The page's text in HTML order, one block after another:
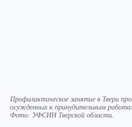
Профилактическое занятие в Твери
осужденных к принудительным
Фото: УФСИН Тверской области.